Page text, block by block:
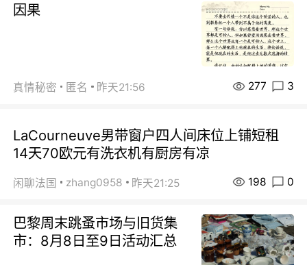
因果
真情秘密 匿名 昨天21:56 277 3
LaCourneuve男带窗户四人间床位上铺短租
14天70欧元有洗衣机有厨房有凉
闲聊法国 zhang0958 昨天21:25 198 0
巴黎周末跳蚤市场与旧货集
市：8月8日至9日活动汇总